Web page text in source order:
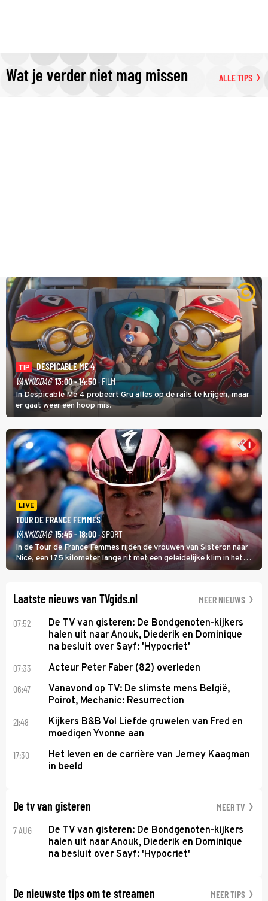
Wat je verder niet mag missen ALLE TIPS
TIP
DESPICABLE ME 4
VANMIDDAG 13:00 - 14:50· FILM
In Despicable Me 4 probeert Gru alles op de rails te krijgen, maar
er gaat weer een hoop mis.
LIVE
TOUR DE FRANCE FEMMES
VANMIDDAG 15:45 - 18:00· SPORT
In de Tour de France Femmes rijden de vrouwen van Sisteron naar
Nice, een 175 kilometer lange rit met een geleidelijke klim in het
midden. Dat is mogelijk niet de zwaarste hindernis, dat is de
Laatste nieuws van TVgids.nl MEER NIEUWS
07:52
De TV van gisteren: De Bondgenoten-kijkers
halen uit naar Anouk, Diederik en Dominique
na besluit over Sayf: 'Hypocriet'
07:33 Acteur Peter Faber (82) overleden
06:47
Vanavond op TV: De slimste mens België,
Poirot, Mechanic: Resurrection
21:48
Kijkers B&B Vol Liefde gruwelen van Fred en
moedigen Yvonne aan
17:30
Het leven en de carrière van Jerney Kaagman
in beeld
De tv van gisteren MEER TV
7 AUG
De TV van gisteren: De Bondgenoten-kijkers
halen uit naar Anouk, Diederik en Dominique
na besluit over Sayf: 'Hypocriet'
De nieuwste tips om te streamen MEER TIPS